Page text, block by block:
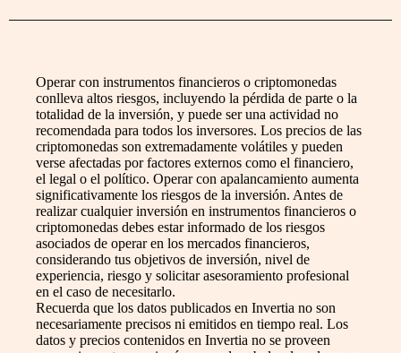
Operar con instrumentos financieros o criptomonedas
conlleva altos riesgos, incluyendo la pérdida de parte o la
totalidad de la inversión, y puede ser una actividad no
recomendada para todos los inversores. Los precios de las
criptomonedas son extremadamente volátiles y pueden
verse afectadas por factores externos como el financiero,
el legal o el político. Operar con apalancamiento aumenta
significativamente los riesgos de la inversión. Antes de
realizar cualquier inversión en instrumentos financieros o
criptomonedas debes estar informado de los riesgos
asociados de operar en los mercados financieros,
considerando tus objetivos de inversión, nivel de
experiencia, riesgo y solicitar asesoramiento profesional
en el caso de necesitarlo.
Recuerda que los datos publicados en Invertia no son
necesariamente precisos ni emitidos en tiempo real. Los
datos y precios contenidos en Invertia no se proveen